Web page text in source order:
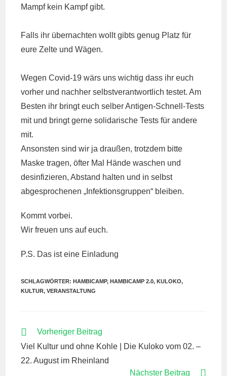
Mampf kein Kampf gibt.
Falls ihr übernachten wollt gibts genug Platz für
eure Zelte und Wägen.
Wegen Covid-19 wärs uns wichtig dass ihr euch
vorher und nachher selbstverantwortlich testet. Am
Besten ihr bringt euch selber Antigen-Schnell-Tests
mit und bringt gerne solidarische Tests für andere
mit.
Ansonsten sind wir ja draußen, trotzdem bitte
Maske tragen, öfter Mal Hände waschen und
desinfizieren, Abstand halten und in selbst
abgesprochenen „Infektionsgruppen“ bleiben.
Kommt vorbei.
Wir freuen uns auf euch.
P.S. Das ist eine Einladung
SCHLAGWÖRTER:HAMBICAMP, HAMBICAMP 2.0, KULOKO,
KULTUR, VERANSTALTUNG
WEITERE
ANSEHEN
Vorheriger Beitrag
Viel Kultur und ohne Kohle | Die Kuloko vom 02. –
22. August im Rheinland
Nächster Beitrag